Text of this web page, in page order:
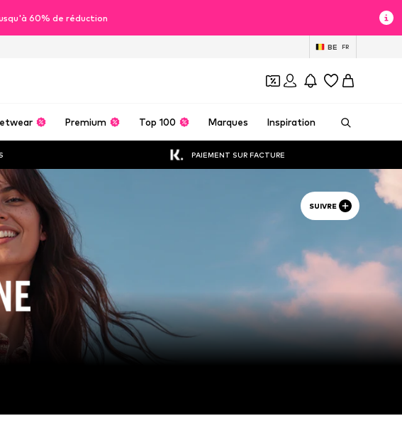
60% de réduction
BE FR
Premium Top 100 Marques Inspiration
PAIEMENT SUR FACTURE
SUIVRE